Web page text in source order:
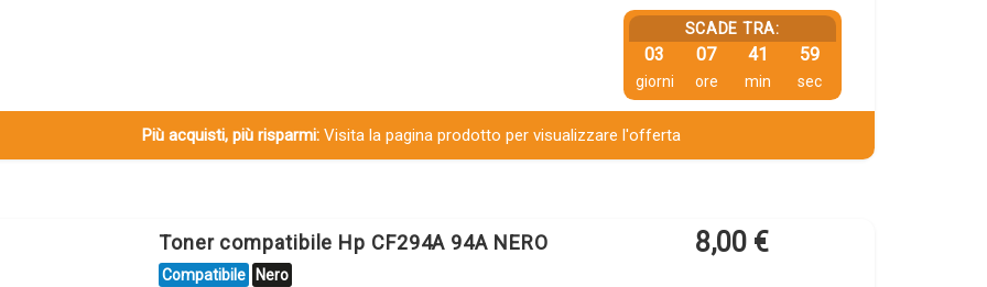
SCADE TRA:
03
giorni
07
ore
41
min
58
sec
Più acquisti, più risparmi:Visita la pagina prodotto per visualizzare l'offerta
Toner compatibile Hp CF294A 94A NERO
Compatibile Nero
8,00 €